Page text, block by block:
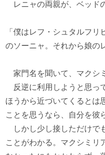
レニャの両親が、ベッド
「僕はレフ・シュタルフ
のソーニャ。それから娘の
家門名を聞いて、マクシ
反逆に利用しようと思っ
ほうから近づいてくるとは
ことを思うなら、自分を彼
しかし少し接しただけで
ことがわかる。マクシミリ